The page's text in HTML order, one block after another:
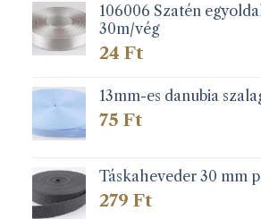
106006 Szatén
30m/vég
24 Ft
13mm-es danubia
75 Ft
Táskaheveder 30 mm
279 Ft